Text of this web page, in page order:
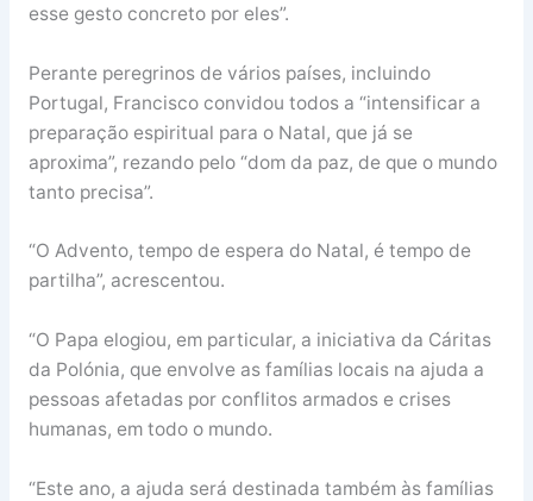
esse gesto concreto por eles”.
Perante peregrinos de vários países, incluindo
Portugal, Francisco convidou todos a “intensificar a
preparação espiritual para o Natal, que já se
aproxima”, rezando pelo “dom da paz, de que o mundo
tanto precisa”.
“O Advento, tempo de espera do Natal, é tempo de
partilha”, acrescentou.
“O Papa elogiou, em particular, a iniciativa da Cáritas
da Polónia, que envolve as famílias locais na ajuda a
pessoas afetadas por conflitos armados e crises
humanas, em todo o mundo.
“Este ano, a ajuda será destinada também às famílias